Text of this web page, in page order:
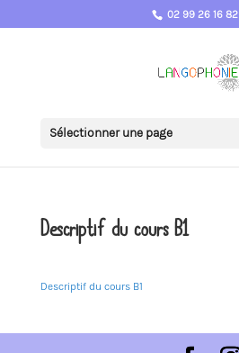
02 99 26 16 82
Sélectionner une page
Descriptif du cours B1
Descriptif du cours B1